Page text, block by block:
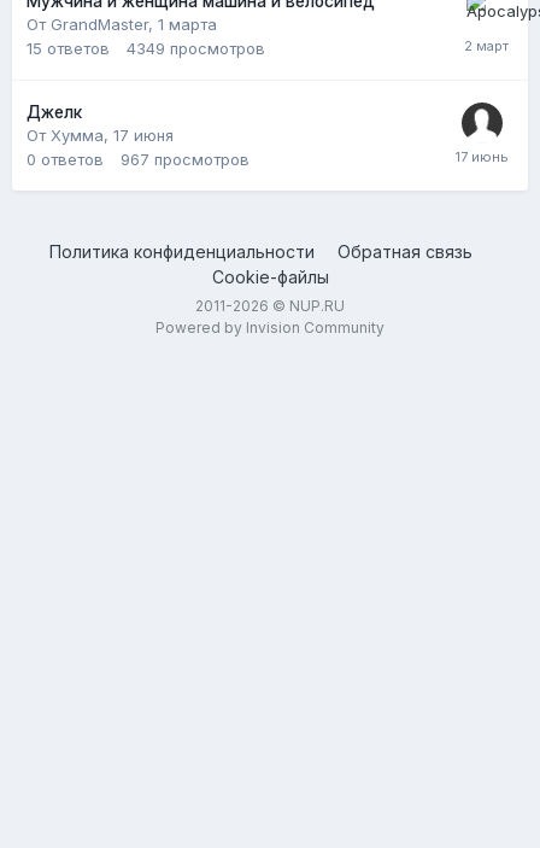
Мужчина и женщина машина и велосипед
От GrandMaster, 1 марта
15 ответов 4349 просмотров
Джелк
От Хумма, 17 июня
0 ответов 967 просмотров
Политика конфиденциальности
Обратная связь
Cookie-файлы
2011-2026 © NUP.RU
Powered by Invision Community